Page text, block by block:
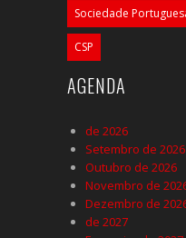
Sociedade
CSP
AGENDA
de 2026
Setembro de 2026
Outubro de 2026
Novembro de
Dezembro de
de 2027